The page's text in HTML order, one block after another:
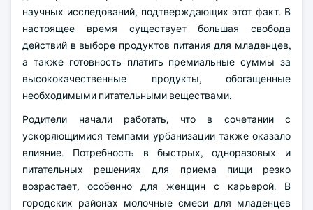
научных исследований, подтверждающих этот факт. В
настоящее время существует большая свобода
действий в выборе продуктов питания для младенцев,
а также готовность платить премиальные суммы за
высококачественные продукты, обогащенные
необходимыми питательными веществами.
Родители начали работать, что в сочетании с
ускоряющимися темпами урбанизации также оказало
влияние. Потребность в быстрых, одноразовых и
питательных решениях для приема пищи резко
возрастает, особенно для женщин с карьерой. В
городских районах молочные смеси для младенцев